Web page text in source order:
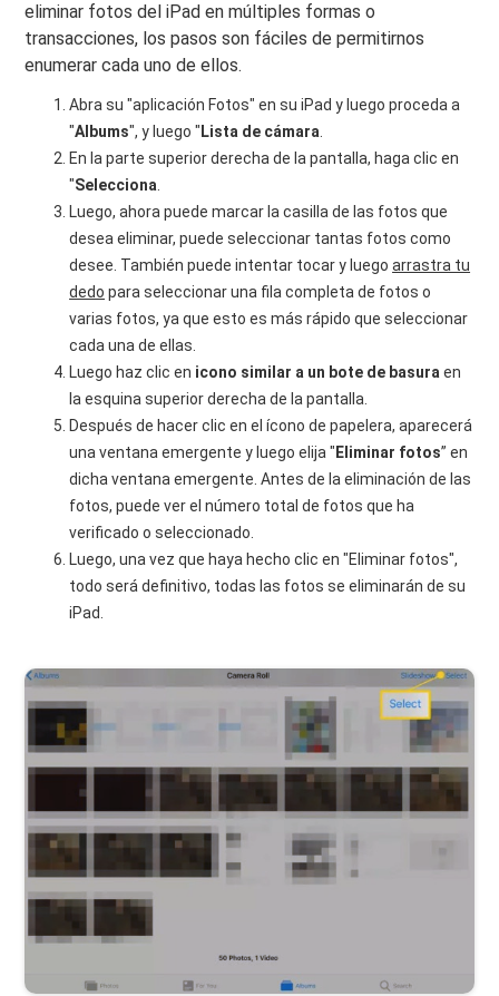
eliminar fotos del iPad en múltiples formas o
transacciones, los pasos son fáciles de permitirnos
enumerar cada uno de ellos.
Abra su "aplicación Fotos" en su iPad y luego proceda a
"Albums", y luego " Lista de cámara
En la parte superior derecha de la pantalla, haga clic en
"Selecciona
Luego, ahora puede marcar la casilla de las fotos que
desea eliminar, puede seleccionar tantas fotos como
desee. También puede intentar tocar y luegoarrastra tu
dedo para seleccionar una fila completa de fotos o
varias fotos, ya que esto es más rápido que seleccionar
cada una de ellas.
Luego haz clic en icono similar a un bote de basura en
la esquina superior derecha de la pantalla.
Después de hacer clic en el ícono de papelera, aparecerá
una ventana emergente y luego elija " Eliminar fotos” en
dicha ventana emergente. Antes de la eliminación de las
fotos, puede ver el número total de fotos que ha
verificado o seleccionado.
Luego, una vez que haya hecho clic en "Eliminar fotos",
todo será definitivo, todas las fotos se eliminarán de su
iPad.